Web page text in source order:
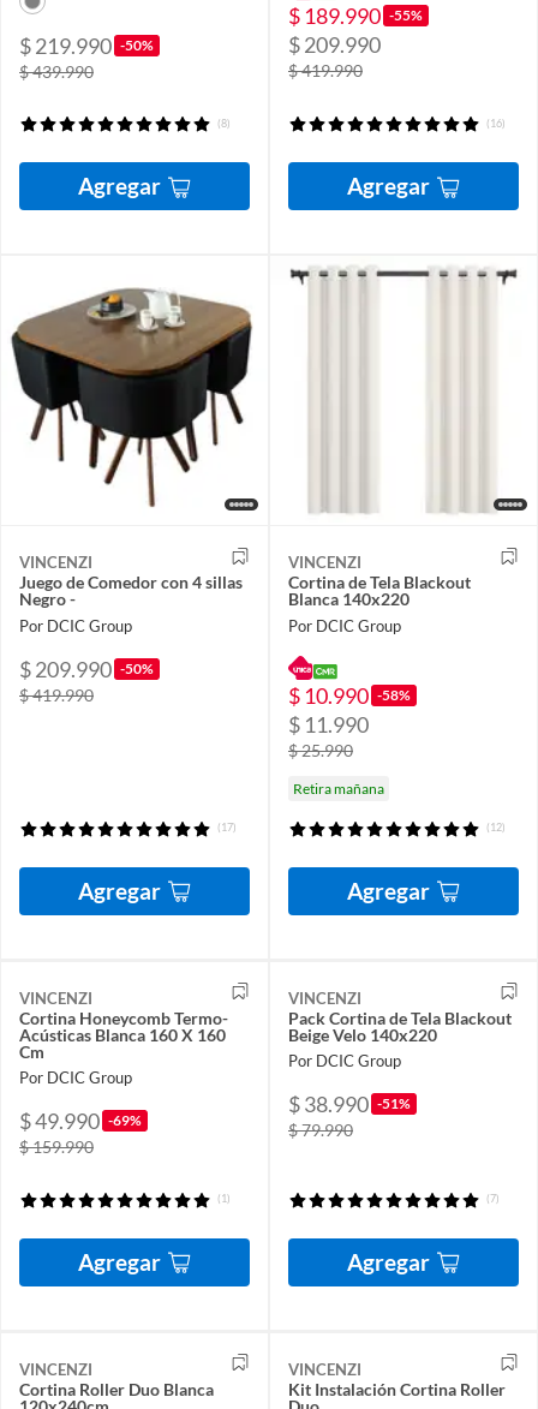
$ 219.990 -50%
$ 439.990
(8)
Agregar
$ 189.990 -55%
$ 209.990
$ 419.990
(16)
Agregar
VINCENZI
Juego de Comedor con 4 sillas
Negro -
Por DCIC Group
$ 209.990 -50%
$ 419.990
(17)
Agregar
VINCENZI
Cortina de Tela Blackout
Blanca 140x220
Por DCIC Group
$ 10.990 -58%
$ 11.990
$ 25.990
Retira mañana
(12)
Agregar
VINCENZI
Cortina Honeycomb Termo-
Acústicas Blanca 160 X 160
Cm
Por DCIC Group
$ 49.990 -69%
$ 159.990
(1)
Agregar
VINCENZI
Pack Cortina de Tela Blackout
Beige Velo 140x220
Por DCIC Group
$ 38.990 -51%
$ 79.990
(7)
Agregar
VINCENZI
Cortina Roller Duo Blanca
VINCENZI
Kit Instalación Cortina Roller